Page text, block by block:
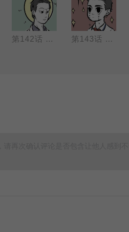
第142话 观音蚊子（平静 速冻） 第143话 九月哪吒（眼泪 uncle李）